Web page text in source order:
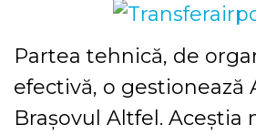
Partea tehnică, de
efectivă, o gestionează
Brașovul Altfel. Aceștia